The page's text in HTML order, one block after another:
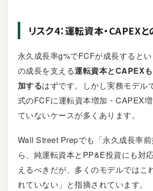
リスク4：運転資本・CAPEX
永久成長率g%でFCFが成長すると
の成長を支える運転資本とCAPEX
加するはずです。しかし実務モデル
式のFCFに運転資本増加・CAPEX
ていないケースが多くあります。
Wall Street Prepでも「永久成長率
ら、純運転資本とPP&E投資にも対
えるべきだが、多くのモデルではこ
れていない」と指摘されています。